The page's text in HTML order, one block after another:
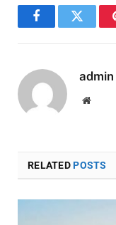
FacebookTwitter
admin
Website
RELATEDPOSTS